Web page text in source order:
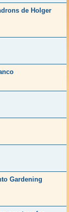
de Holger
Gardening